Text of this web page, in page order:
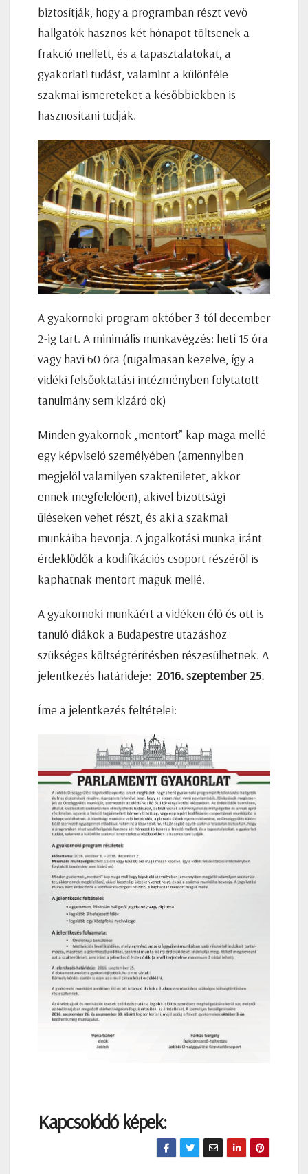
biztosítják, hogy a programban részt vevő
hallgatók hasznos két hónapot töltsenek a
frakció mellett, és a tapasztalatokat, a
gyakorlati tudást, valamint a különféle
szakmai ismereteket a későbbiekben is
hasznosítani tudják.
A gyakornoki program október 3-tól december
2-ig tart. A minimális munkavégzés: heti 15 óra
vagy havi 60 óra (rugalmasan kezelve, így a
vidéki felsőoktatási intézményben folytatott
tanulmány sem kizáró ok)
Minden gyakornok „mentort” kap maga mellé
egy képviselő személyében (amennyiben
megjelöl valamilyen szakterületet, akkor
ennek megfelelően), akivel bizottsági
üléseken vehet részt, és aki a szakmai
munkáiba bevonja. A jogalkotási munka iránt
érdeklődők a kodifikációs csoport részéről is
kaphatnak mentort maguk mellé.
A gyakornoki munkáért a vidéken élő és ott is
tanuló diákok a Budapestre utazáshoz
szükséges költségtérítésben részesülhetnek. A
jelentkezés határideje: 2016. szeptember 25.
Íme a jelentkezés feltételei:
Kapcsolódó képek: